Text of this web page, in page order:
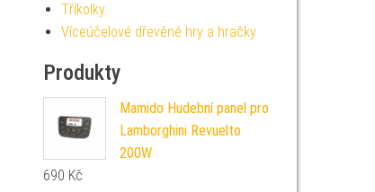
Tříkolky
Víceúčelové dřevěné hry a hračky
Produkty
Mamido Hudební panel pro
Lamborghini Revuelto
200W
690 Kč